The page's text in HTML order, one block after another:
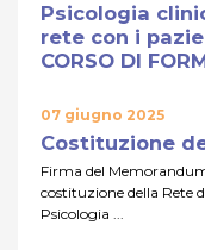
Psicologia
rete con i
CORSO DI
07 giugno 2025
Costituzione
Firma del
costituzione della Rete
Psicologia ...